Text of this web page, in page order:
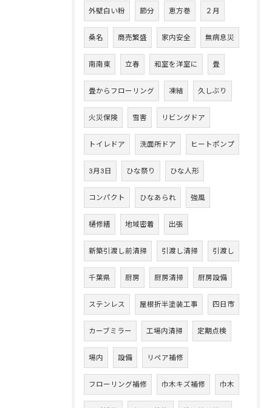
外壁白い粉 節分 恵方巻 ２月
桑名 商売繁盛 家内安全 無病息災
南南東 立春 和室を洋室に 畳
畳からフローリング 凍結 久しぶり
火災保険 雪害 リビングドア
トイレドア 洗面所ドア ヒートポンプ
3月3日 ひな祭り ひな人形
コンパクト ひなあられ 強風
樋修繕 地域密着 出張
新築引渡し前清掃 引渡し清掃 引渡し
千葉県 厨房 厨房清掃 厨房設備
ステンレス 屋根折半塗装工事 四日市
カーブミラー 工場内清掃 定期点検
場内 設備 リペア補修
フローリング補修 巾木キズ補修 巾木